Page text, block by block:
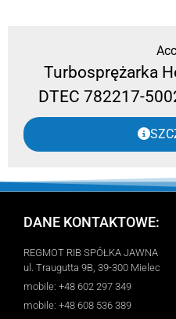
Turbosprężarka
DTEC 782217-
DANE KONTAKTOWE:
REGMOT RIB SPÓŁKA JAWNA
ul. Traugutta 9B, 39-300 Mielec
mobile: +48 602 297 349
mobile: +48 608 536 389